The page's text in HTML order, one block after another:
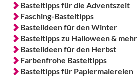
Basteltipps für die Adventszeit
Fasching-Basteltipps
Bastelideen für den Winter
Basteltipps zu Halloween & mehr
Bastelideen für den Herbst
Farbenfrohe Basteltipps
Basteltipps für Papiermalereien